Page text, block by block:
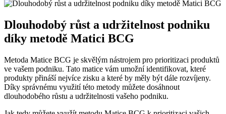
Dlouhodobý růst a udržitelnost podniku
díky metodě Matici BCG
Metoda Matice BCG je skvělým nástrojem pro prioritizaci produktů
ve vašem podniku. Tato matice vám umožní identifikovat, které
produkty přináší nejvíce zisku a které by měly být dále rozvíjeny.
Díky správnému využití této metody můžete dosáhnout
dlouhodobého růstu a udržitelnosti vašeho podniku.